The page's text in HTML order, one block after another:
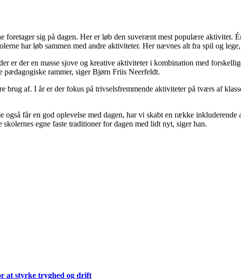
sig på dagen. Her er løb den suverænt mest populære aktivitet.
har løb sammen med andre aktiviteter. Her nævnes alt fra spil og
er der en masse sjove og kreative aktiviteter i kombination med
pædagogiske rammer, siger Bjørn Friis Neerfeldt.
af. I år er der fokus på trivselsfremmende aktiviteter på tværs af
får en god oplevelse med dagen, har vi skabt en række
egne faste traditioner for dagen med lidt nyt, siger han.
at styrke tryghed og drift